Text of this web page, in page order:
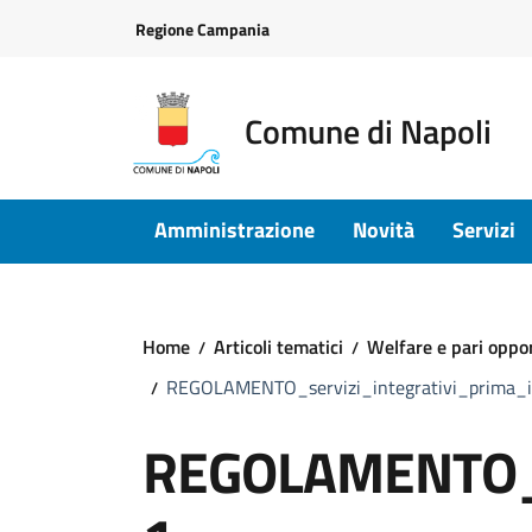
Regione Campania
Comune di Napoli
Amministrazione Novità Servizi
Home Articoli tematici
Welfare e pari